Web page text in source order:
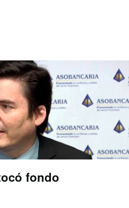
fondo